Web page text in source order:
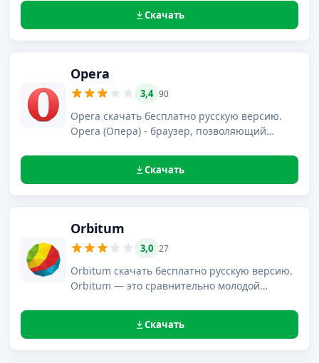
Скачать
Opera
3,4 90
Opera скачать бесплатно русскую версию.
Opera (Опера) - браузер, позволяющий
Скачать
Orbitum
3,0 27
Orbitum скачать бесплатно русскую версию.
Orbitum — это сравнительно молодой
социальных сетей, располагающий
Скачать